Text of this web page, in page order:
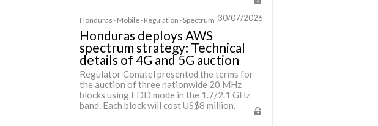
Honduras · Mobile · Regulation · Spectrum 30/07/2026
Honduras deploys AWS
spectrum strategy: Technical
details of 4G and 5G auction
Regulator Conatel presented the terms for
the auction of three nationwide 20 MHz
blocks using FDD mode in the 1.7/2.1 GHz
band. Each block will cost US$8 million.